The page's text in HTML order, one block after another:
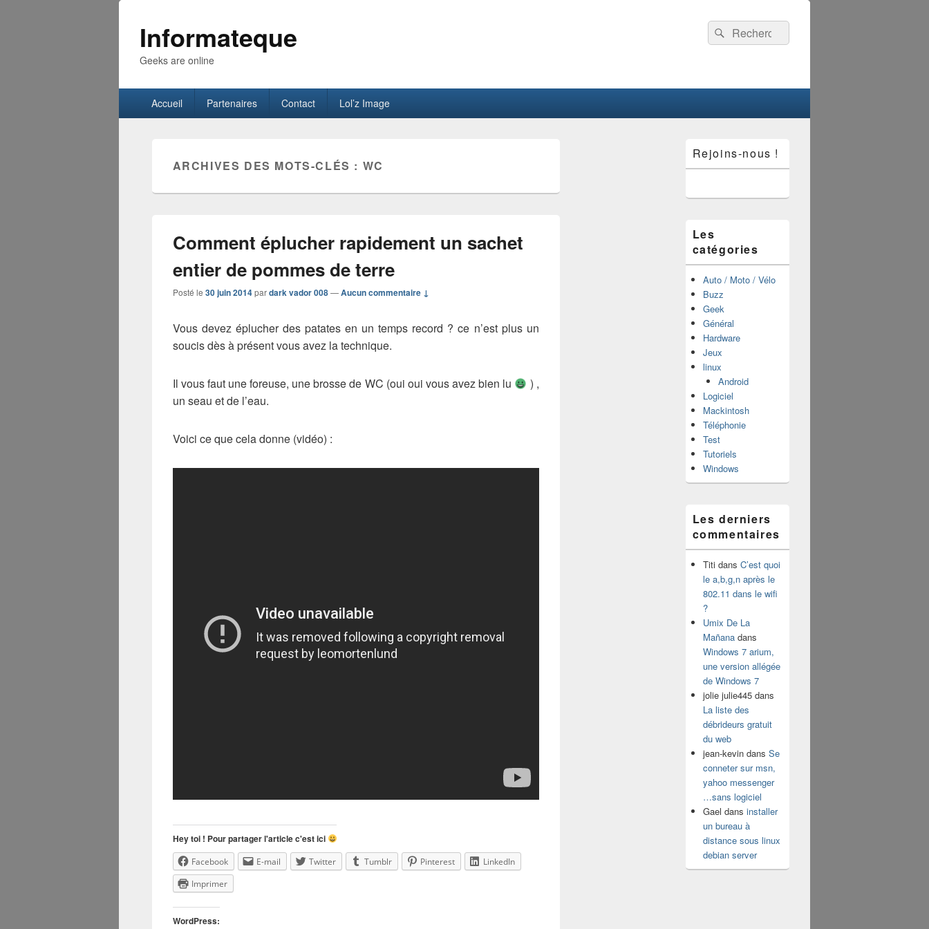
Informateque
Geeks are online
Recherche :
Rechercher
principalAccueil Partenaires Contact Lol’z Image
ARCHIVES DES MOTS-CLÉS : WC
Comment éplucher rapidement un sachet
entier de pommes de terre
Posté le 30 juin 2014pardark vador 008—Aucun commentaire ↓
Vous devez éplucher des patates en un temps record ? ce n’est plus un
soucis dès à présent vous avez la technique.
Il vous faut une foreuse, une brosse de WC (oui oui vous avez bien lu
) ,
un seau et de l’eau.
Voici ce que cela donne (vidéo) :
Hey toi ! Pour partager l'article c'est ici
Facebook E-mail Twitter Tumblr Pinterest
LinkedIn
Imprimer
WordPress:
principale
de
pour
latérale
Rejoins-nous !
Les
catégories
Auto / Moto / Vélo
Buzz
Geek
Général
Hardware
Jeux
linux
Android
Logiciel
Mackintosh
Téléphonie
Test
Tutoriels
Windows
Les derniers
commentaires
Titidans C’est quoi
le a,b,g,n après le
802.11 dans le wifi
?
Umix De La
Mañanadans
Windows 7 arium,
une version allégée
de Windows 7
jolie julie445dans
La liste des
débrideurs gratuit
du web
jean-kevindans Se
conneter sur msn,
yahoo messenger
…sans logiciel
Gael dans installer
un bureau à
distance sous linux
debian server